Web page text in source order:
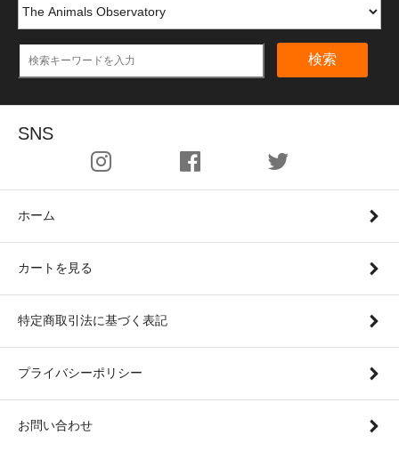
検索
SNS
ホーム
カートを見る
特定商取引法に基づく表記
プライバシーポリシー
お問い合わせ